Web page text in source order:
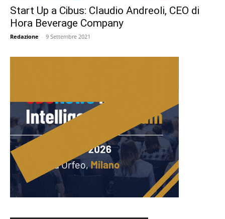
Start Up a Cibus: Claudio Andreoli, CEO di
Hora Beverage Company
Redazione - 9 Settembre 2021